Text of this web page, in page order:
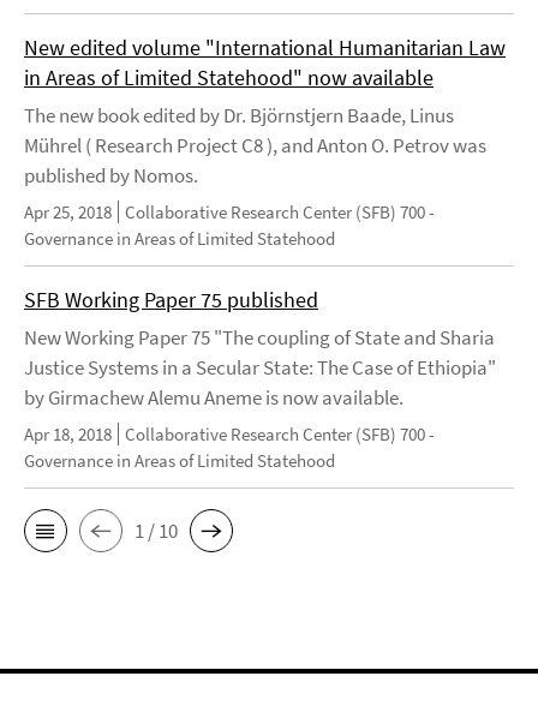
New edited volume "International Humanitarian Law
in Areas of Limited Statehood" now available
The new book edited by Dr. Björnstjern Baade, Linus
Mührel ( Research Project C8 ), and Anton O. Petrov was
published by Nomos.
Apr 25, 2018 Collaborative Research Center (SFB) 700 -
Governance in Areas of Limited Statehood
SFB Working Paper 75 published
New Working Paper 75 "The coupling of State and Sharia
Justice Systems in a Secular State: The Case of Ethiopia"
by Girmachew Alemu Aneme is now available.
Apr 18, 2018 Collaborative Research Center (SFB) 700 -
Governance in Areas of Limited Statehood
1 / 10